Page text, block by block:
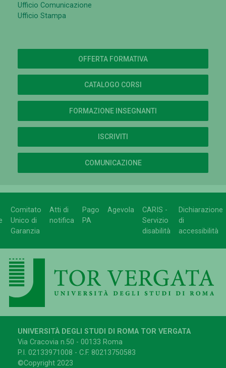
Ufficio Comunicazione
Ufficio Stampa
OFFERTA FORMATIVA
CATALOGO CORSI
FORMAZIONE INSEGNANTI
ISCRIVITI
COMUNICAZIONE
Comitato
Unico di
Garanzia
Atti di
notifica
Pago
PA
Agevola
CARIS -
Servizio
disabilità
Dichiarazione
di
accessibilità
UNIVERSITÀ DEGLI STUDI DI ROMA TOR VERGATA
Via Cracovia n.50 - 00133 Roma
P.I. 02133971008 - C.F. 80213750583
©Copyright 2023